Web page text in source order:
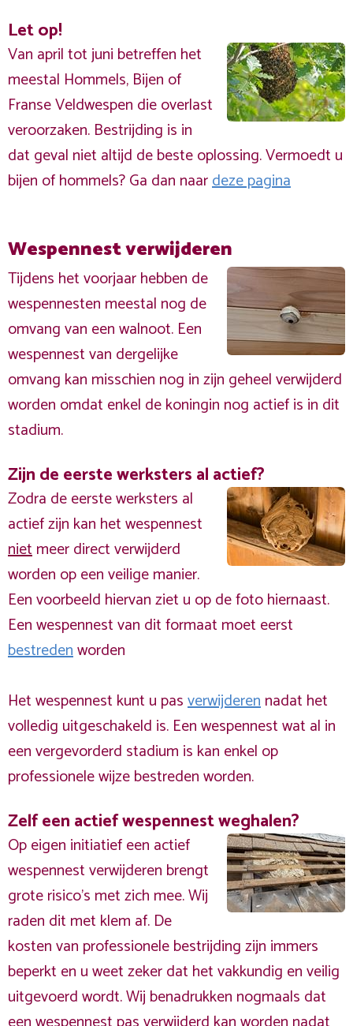
Let op!
Van april tot juni betreffen het
meestal Hommels, Bijen of
Franse Veldwespen die overlast
veroorzaken. Bestrijding is in
dat geval niet altijd de beste oplossing. Vermoedt u
bijen of hommels? Ga dan naardeze pagina
Wespennest verwijderen
Tijdens het voorjaar hebben de
wespennesten meestal nog de
omvang van een walnoot. Een
wespennest van dergelijke
omvang kan misschien nog in zijn geheel verwijderd
worden omdat enkel de koningin nog actief is in dit
stadium.
Zijn de eerste werksters al actief?
Zodra de eerste werksters al
actief zijn kan het wespennest
nietmeer direct verwijderd
worden op een veilige manier.
Een voorbeeld hiervan ziet u op de foto hiernaast.
Een wespennest van dit formaat moet eerst
bestredenworden
Het wespennest kunt u pasverwijderennadat het
volledig uitgeschakeld is. Een wespennest wat al in
een vergevorderd stadium is kan enkel op
professionele wijze bestreden worden.
Zelf een actief wespennest weghalen?
Op eigen initiatief een actief
wespennest verwijderen brengt
grote risico’s met zich mee. Wij
raden dit met klem af. De
kosten van professionele bestrijding zijn immers
beperkt en u weet zeker dat het vakkundig en veilig
uitgevoerd wordt. Wij benadrukken nogmaals dat